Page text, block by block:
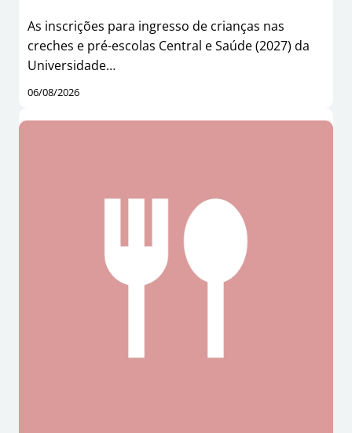
As inscrições para ingresso de crianças nas
creches e pré-escolas Central e Saúde (2027) da
Universidade…
06/08/2026